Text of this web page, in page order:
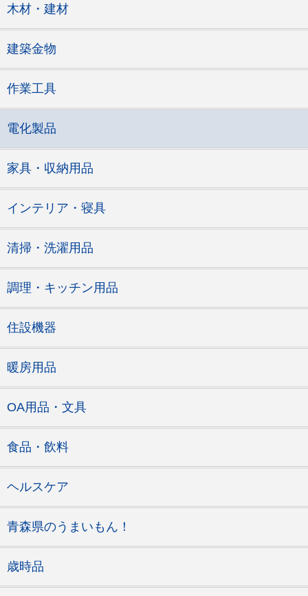
木材・建材
建築金物
作業工具
電化製品
家具・収納用品
インテリア・寝具
清掃・洗濯用品
調理・キッチン用品
住設機器
暖房用品
OA用品・文具
食品・飲料
ヘルスケア
青森県のうまいもん！
歳時品